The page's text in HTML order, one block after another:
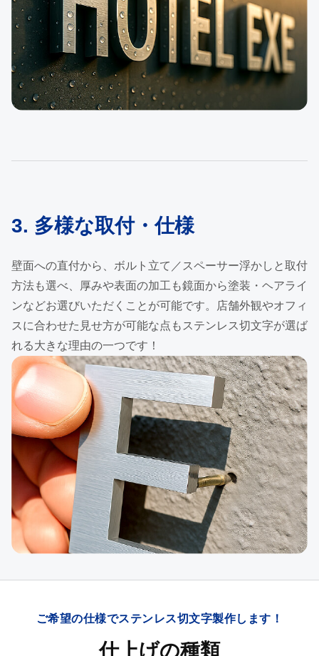
3. 多様な取付・仕様
壁面への直付から、ボルト立て／スペーサー浮かしと取付
方法も選べ、厚みや表面の加工も鏡面から塗装・ヘアライ
ンなどお選びいただくことが可能です。店舗外観やオフィ
スに合わせた見せ方が可能な点もステンレス切文字が選ば
れる大きな理由の一つです！
ご希望の仕様でステンレス切文字製作します！
仕上げの種類